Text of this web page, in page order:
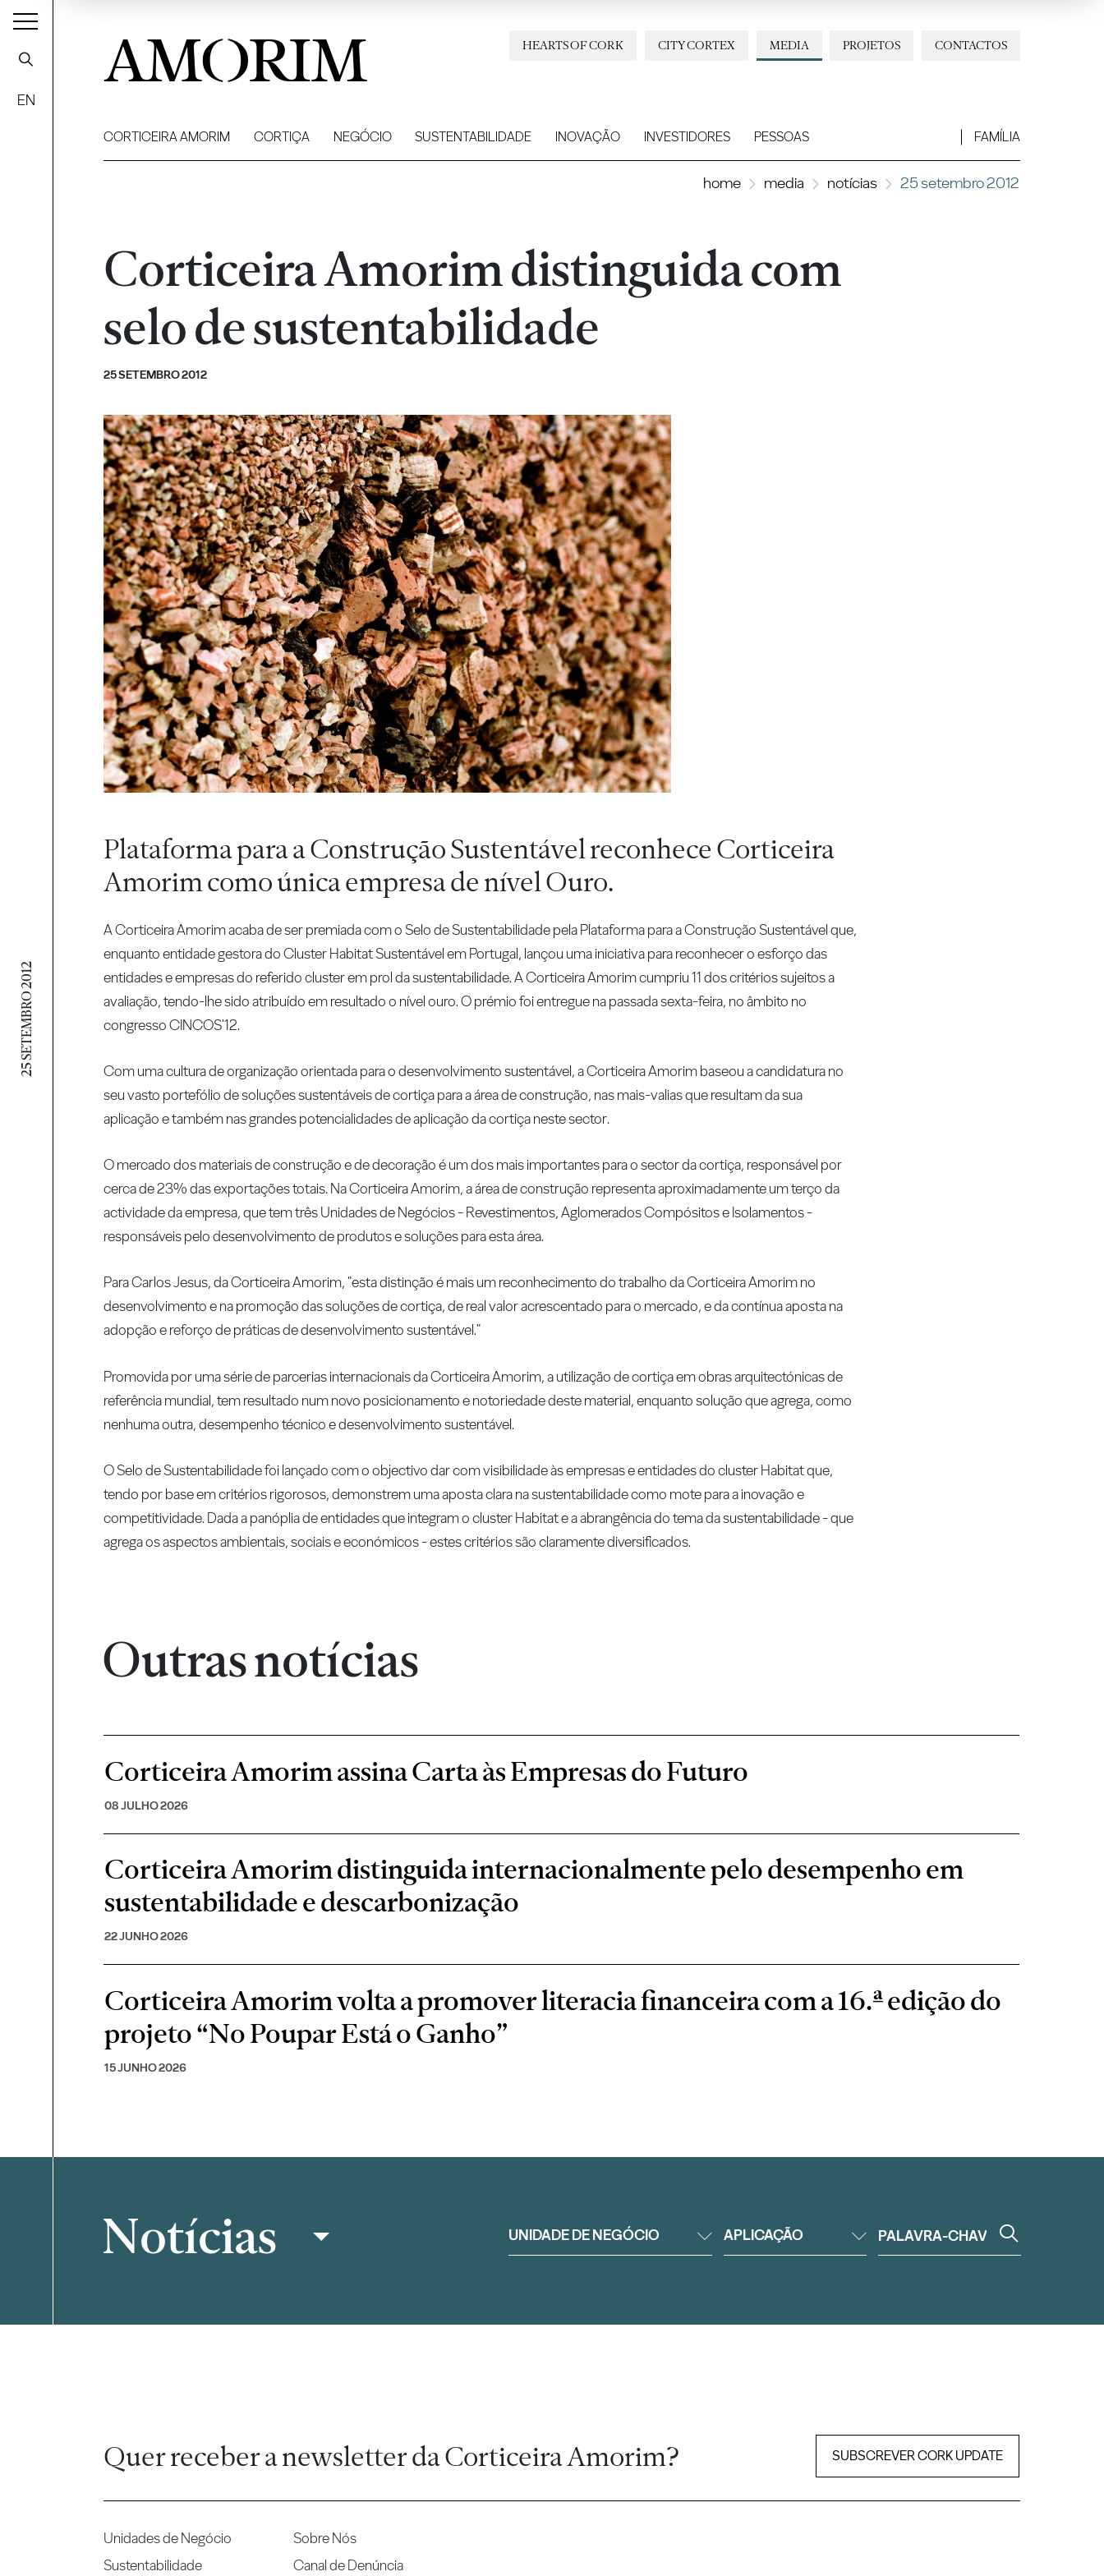
25 SETEMBRO 2012
EN
AMORIM CONTACTOS
PROJETOS
MEDIA
CITY CORTEX
HEARTS OF CORK
CORTICEIRA AMORIM CORTIÇA NEGÓCIO SUSTENTABILIDADE INOVAÇÃO INVESTIDORES PESSOAS FAMÍLIA
home media notícias 25 setembro 2012
Corticeira Amorim distinguida com
selo de sustentabilidade
25 SETEMBRO 2012
Plataforma para a Construção Sustentável reconhece Corticeira
Amorim como única empresa de nível Ouro.
A Corticeira Amorim acaba de ser premiada com o Selo de Sustentabilidade pela Plataforma para a Construção Sustentável que,
enquanto entidade gestora do Cluster Habitat Sustentável em Portugal, lançou uma iniciativa para reconhecer o esforço das
entidades e empresas do referido cluster em prol da sustentabilidade. A Corticeira Amorim cumpriu 11 dos critérios sujeitos a
avaliação, tendo-lhe sido atribuído em resultado o nível ouro. O prémio foi entregue na passada sexta-feira, no âmbito no
congresso CINCOS'12.
Com uma cultura de organização orientada para o desenvolvimento sustentável, a Corticeira Amorim baseou a candidatura no
seu vasto portefólio de soluções sustentáveis de cortiça para a área de construção, nas mais-valias que resultam da sua
aplicação e também nas grandes potencialidades de aplicação da cortiça neste sector.
O mercado dos materiais de construção e de decoração é um dos mais importantes para o sector da cortiça, responsável por
cerca de 23% das exportações totais. Na Corticeira Amorim, a área de construção representa aproximadamente um terço da
actividade da empresa, que tem três Unidades de Negócios - Revestimentos, Aglomerados Compósitos e Isolamentos -
responsáveis pelo desenvolvimento de produtos e soluções para esta área.
Para Carlos Jesus, da Corticeira Amorim, "esta distinção é mais um reconhecimento do trabalho da Corticeira Amorim no
desenvolvimento e na promoção das soluções de cortiça, de real valor acrescentado para o mercado, e da contínua aposta na
adopção e reforço de práticas de desenvolvimento sustentável."
Promovida por uma série de parcerias internacionais da Corticeira Amorim, a utilização de cortiça em obras arquitectónicas de
referência mundial, tem resultado num novo posicionamento e notoriedade deste material, enquanto solução que agrega, como
nenhuma outra, desempenho técnico e desenvolvimento sustentável.
O Selo de Sustentabilidade foi lançado com o objectivo dar com visibilidade às empresas e entidades do cluster Habitat que,
tendo por base em critérios rigorosos, demonstrem uma aposta clara na sustentabilidade como mote para a inovação e
competitividade. Dada a panóplia de entidades que integram o cluster Habitat e a abrangência do tema da sustentabilidade - que
agrega os aspectos ambientais, sociais e económicos - estes critérios são claramente diversificados.
Outras notícias
Corticeira Amorim assina Carta às Empresas do Futuro
08 JULHO 2026
Corticeira Amorim distinguida internacionalmente pelo desempenho em
sustentabilidade e descarbonização
22 JUNHO 2026
Corticeira Amorim volta a promover literacia financeira com a 16.ª edição do
projeto “No Poupar Está o Ganho”
15 JUNHO 2026
Filtrar
Notícias UNIDADE DE NEGÓCIO APLICAÇÃO
Quer receber a newsletter da Corticeira Amorim? SUBSCREVER CORK UPDATE
Unidades de Negócio
Sustentabilidade
Sobre Nós
Canal de Denúncia